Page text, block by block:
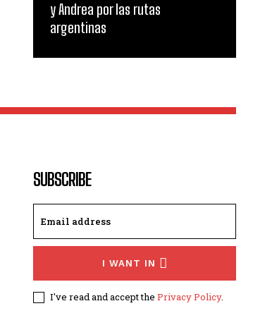
y Andrea por las rutas
argentinas
SUBSCRIBE
I WANT IN
I've read and accept the Privacy Policy.